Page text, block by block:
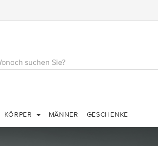
KÖRPER MÄNNER GESCHENKE